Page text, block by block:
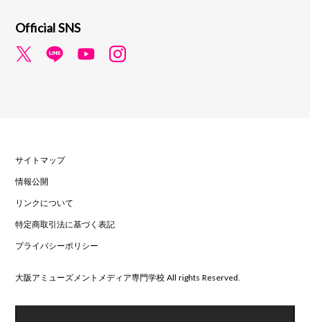
Official SNS
サイトマップ
情報公開
リンクについて
特定商取引法に基づく表記
プライバシーポリシー
大阪アミューズメントメディア専門学校 All rights Reserved.